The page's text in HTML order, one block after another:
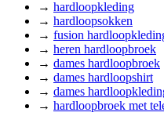
→ hardloopkleding
→ hardloopsokken
→ fusion
→ heren hardloopbroek
→ dames hardloopbroek
→ dames hardloopshirt
→ dames
→ hardloopbroek met